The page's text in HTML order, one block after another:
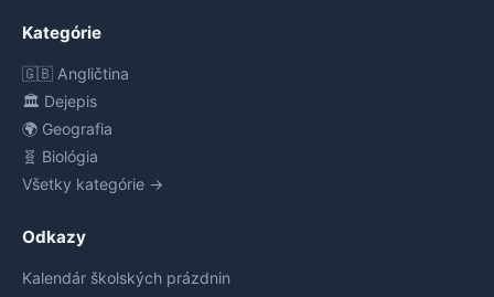
Kategórie
🇬🇧 Angličtina
🏛️ Dejepis
🌍 Geografia
🧬 Biológia
Všetky kategórie →
Odkazy
Kalendár školských prázdnin